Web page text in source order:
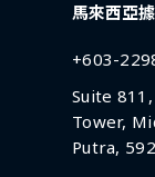
馬來西亞
+603-
Suite
Tower,
Putra,